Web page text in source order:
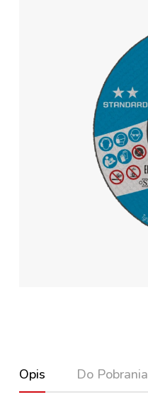
Opis Do Pobrania